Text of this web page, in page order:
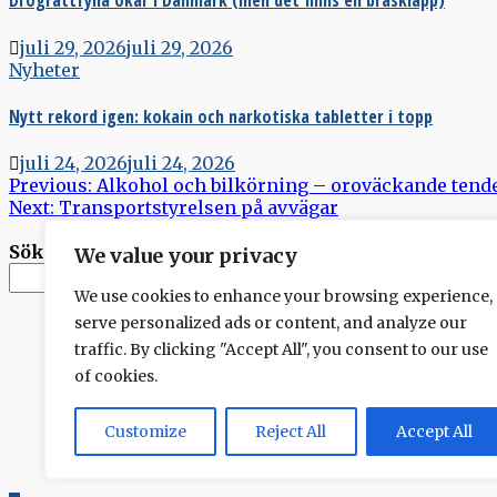
We value your privacy
We use cookies to enhance your browsing experience,
serve personalized ads or content, and analyze our
traffic. By clicking "Accept All", you consent to our use
of cookies.
Customize Reject All Accept All
juli 29, 2026juli 29, 2026
Nyheter
Nytt rekord igen: kokain och narkotiska tabletter i topp
juli 24, 2026juli 24, 2026
Inläggsnavigering
Previous: Alkohol och bilkörning – oroväckande
Next: Transportstyrelsen på avvägar
Sök